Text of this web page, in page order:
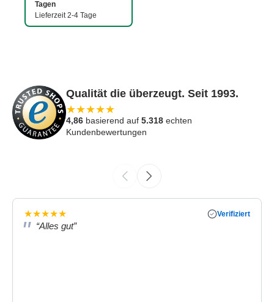
Tagen
Lieferzeit 2-4 Tage
Qualität die überzeugt. Seit 1993.
★★★★★
4,86 basierend auf 5.318 echten
Kundenbewertungen
★★★★★ Verifiziert
“Alles gut”